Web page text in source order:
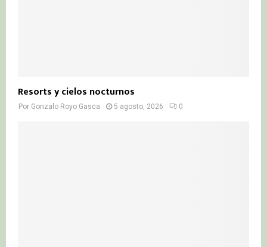
Resorts y cielos nocturnos
Por Gonzalo Royo Gasca 5 agosto, 2026 0